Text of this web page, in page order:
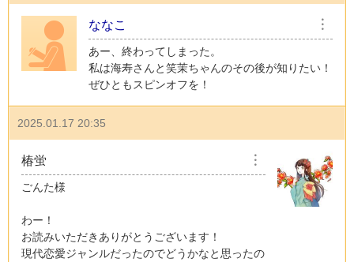
ななこ ︙
あー、終わってしまった。
私は海寿さんと笑茉ちゃんのその後が知りたい！
ぜひともスピンオフを！
2025.01.17 20:35
椿蛍 ︙
ごんた様
わー！
お読みいただきありがとうございます！
現代恋愛ジャンルだったのでどうかなと思ったの